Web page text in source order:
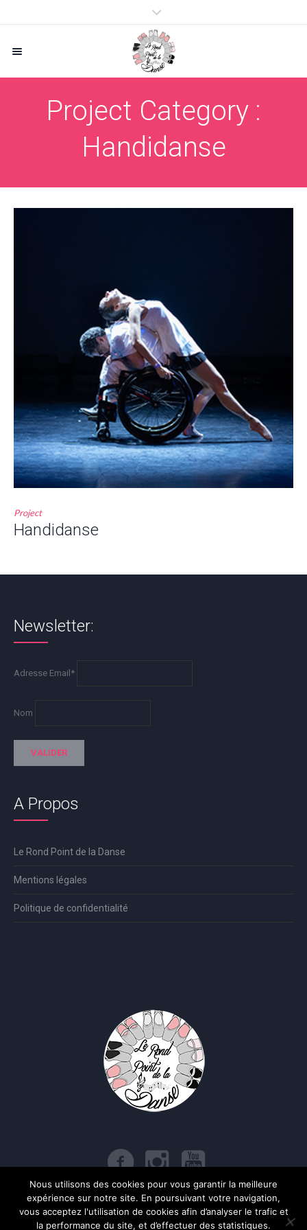
Project Category :
Handidanse
Project
Handidanse
Newsletter:
Adresse Email*
Nom
A Propos
Le Rond Point de la Danse
Mentions légales
Politique de confidentialité
Politique de confidentialité / Le Rond Point de la Danse © 2017 | Tous
droits réservés
Nous utilisons des cookies pour vous garantir la meilleure
expérience sur notre site. En poursuivant votre navigation,
vous acceptez l'utilisation de cookies afin d’analyser le trafic et
la performance du site, et d’effectuer des statistiques.